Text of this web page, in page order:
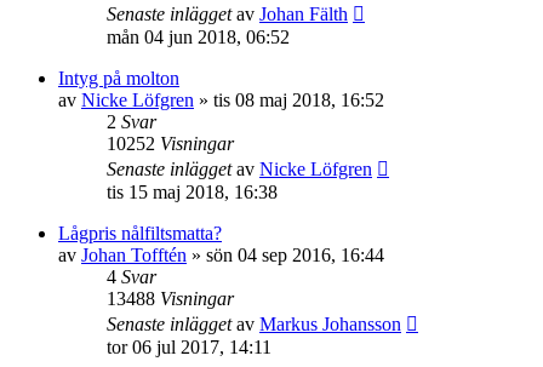
Senaste inläggetav Johan Fälth
mån 04 jun 2018, 06:52
Intyg på molton
av Nicke Löfgren » tis 08 maj 2018, 16:52
2 Svar
10252 Visningar
Senaste inläggetav Nicke Löfgren
tis 15 maj 2018, 16:38
Lågpris nålfiltsmatta?
av Johan Tofftén » sön 04 sep 2016, 16:44
4 Svar
13488 Visningar
Senaste inläggetav Markus Johansson
tor 06 jul 2017, 14:11